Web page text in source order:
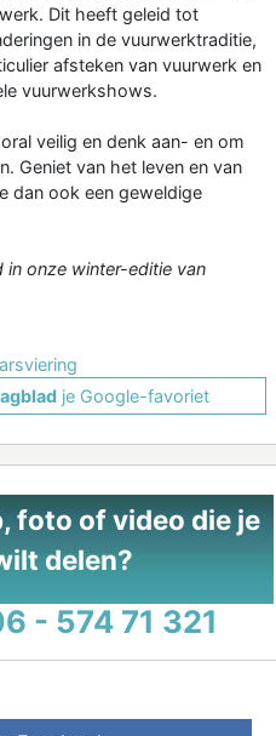
Dit heeft geleid tot
in de vuurwerktraditie,
afsteken van vuurwerk en
vuurwerkshows.
veilig en denk aan- en om
Geniet van het leven en van
dan ook een geweldige
in onze winter-editie van
je Google-favoriet
foto of video die je
delen?
- 574 71 321